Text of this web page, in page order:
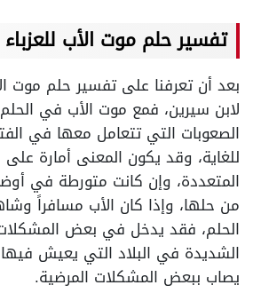
تفسير حلم موت الأب للعزباء
بعد أن تعرفنا على تفسير حلم موت
لابن سيرين، فمع موت الأب في
الصعوبات التي تتعامل معها في
للغاية، وقد يكون المعنى أمارة
المتعددة، وإن كانت متورطة في
من حلها، وإذا كان الأب مسافراً
الحلم، فقد يدخل في بعض
الشديدة في البلاد التي يعيش
يصاب ببعض المشكلات المرضية.